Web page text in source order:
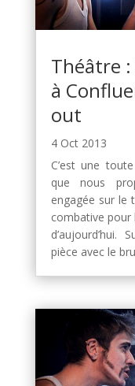
Théâtre :
à
out
4 Oct 2013
C’est une
que nous
engagée sur le
combative pour
d’aujourd’hui.
pièce avec le